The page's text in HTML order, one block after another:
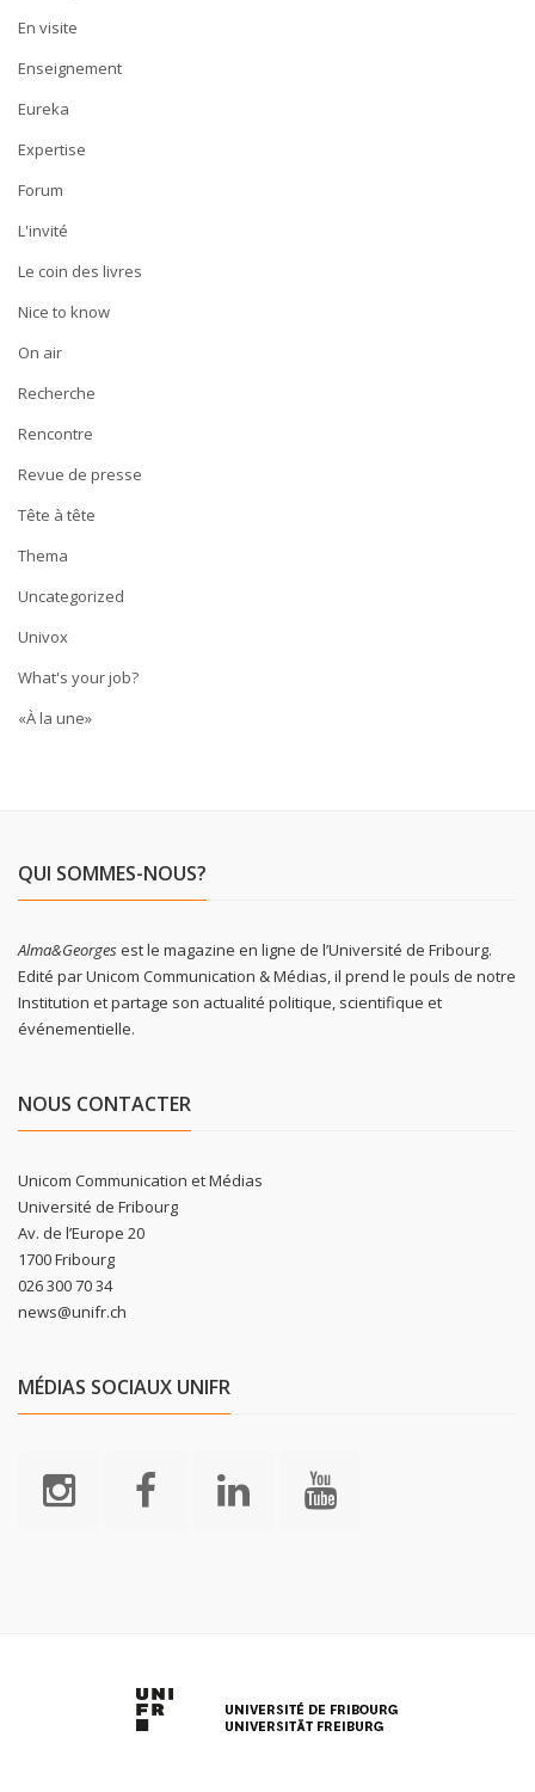
En visite
Enseignement
Eureka
Expertise
Forum
L'invité
Le coin des livres
Nice to know
On air
Recherche
Rencontre
Revue de presse
Tête à tête
Thema
Uncategorized
Univox
What's your job?
«À la une»
QUI SOMMES-NOUS?
Alma&Georgesest le magazine en ligne de l’Université de Fribourg.
Edité par Unicom Communication & Médias, il prend le pouls de notre
Institution et partage son actualité politique, scientifique et
événementielle.
NOUS CONTACTER
Unicom Communication et Médias
Université de Fribourg
Av. de l’Europe 20
1700 Fribourg
026 300 70 34
news@unifr.ch
MÉDIAS SOCIAUX UNIFR